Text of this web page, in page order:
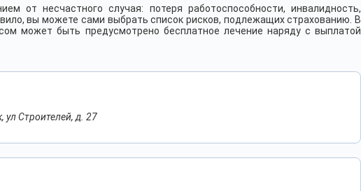
от несчастного случая: потеря работоспособности, инвалидность,
вы можете сами выбрать список рисков, подлежащих страхованию. В
может быть предусмотрено бесплатное лечение наряду с выплатой
ул Строителей, д. 27